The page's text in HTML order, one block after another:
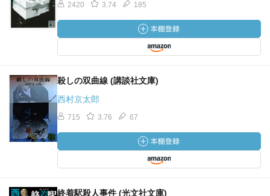
2420 3.74 185
殺しの双曲線 (講談社文庫)
西村京太郎
715 3.76 67
終着駅殺人事件 (光文社文庫)